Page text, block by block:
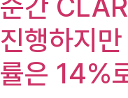
순간
진행하지
률은 14%